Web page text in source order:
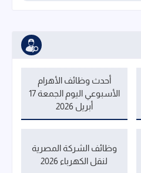
أحدث وظائف الأهرام
الأسبوعي اليوم الجمعة 17
أبريل 2026
وظائف الشركة المصرية
لنقل الكهرباء 2026